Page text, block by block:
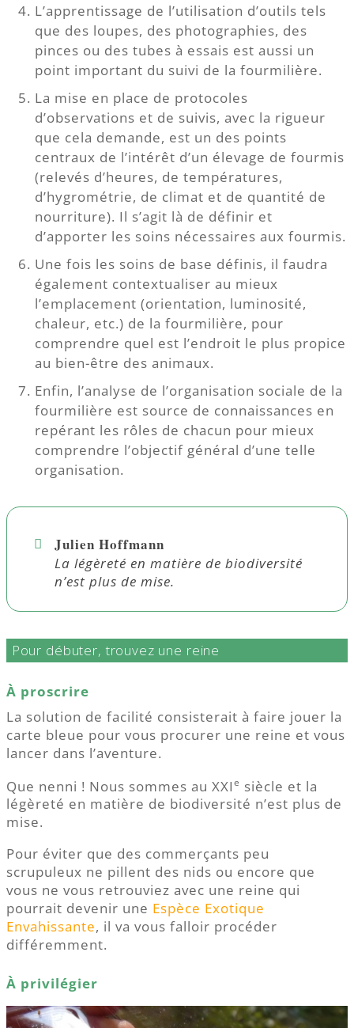
L’apprentissage de l’utilisation d’outils tels
que des loupes, des photographies, des
pinces ou des tubes à essais est aussi un
point important du suivi de la fourmilière.
La mise en place de protocoles
d’observations et de suivis, avec la rigueur
que cela demande, est un des points
centraux de l’intérêt d’un élevage de fourmis
(relevés d’heures, de températures,
d’hygrométrie, de climat et de quantité de
nourriture). Il s’agit là de définir et
d’apporter les soins nécessaires aux fourmis.
Une fois les soins de base définis, il faudra
également contextualiser au mieux
l’emplacement (orientation, luminosité,
chaleur, etc.) de la fourmilière, pour
comprendre quel est l’endroit le plus propice
au bien-être des animaux.
Enfin, l’analyse de l’organisation sociale de la
fourmilière est source de connaissances en
repérant les rôles de chacun pour mieux
comprendre l’objectif général d’une telle
organisation.
Julien Hoffmann
La légèreté en matière de biodiversité
n’est plus de mise.
Pour débuter, trouvez une reine
À proscrire
La solution de facilité consisterait à faire jouer la
carte bleue pour vous procurer une reine et vous
lancer dans l’aventure.
Que nenni ! Nous sommes au XXIe siècle et la
légèreté en matière de biodiversité n’est plus de
mise.
Pour éviter que des commerçants peu
scrupuleux ne pillent des nids ou encore que
vous ne vous retrouviez avec une reine qui
pourrait devenir une Espèce Exotique
Envahissante, il va vous falloir procéder
différemment.
À privilégier